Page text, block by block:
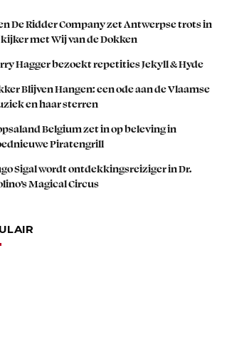
De Ridder Company zet Antwerpse trots in
met Wij van de Dokken
Hagger bezoekt repetities Jekyll & Hyde
Blijven Hangen: een ode aan de Vlaamse
en haar sterren
Belgium zet in op beleving in
Piratengrill
Sigal wordt ontdekkingsreiziger in Dr.
Magical Circus